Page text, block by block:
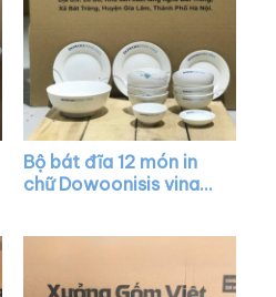
Bộ bát đĩa 12 món in
chữ Dowoonisis vina